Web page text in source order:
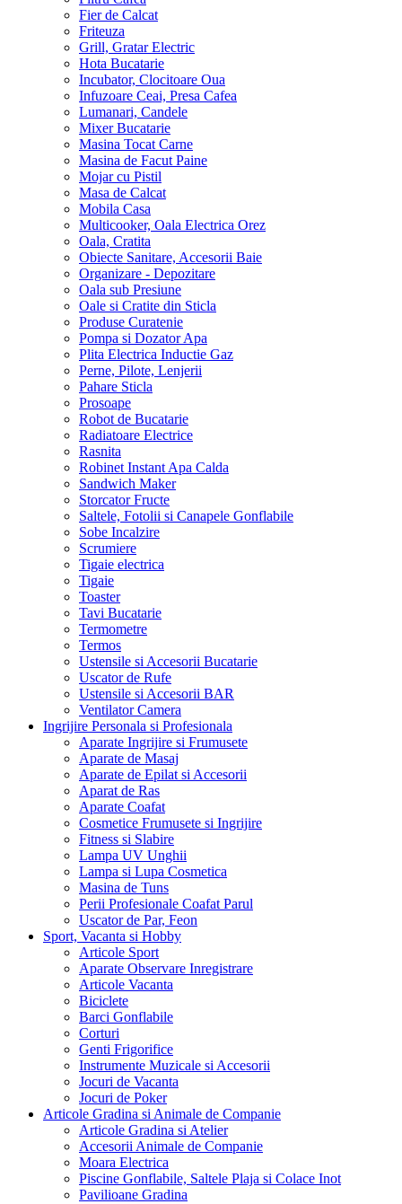
Fier de Calcat
Friteuza
Grill, Gratar Electric
Hota Bucatarie
Incubator, Clocitoare Oua
Infuzoare Ceai, Presa Cafea
Lumanari, Candele
Mixer Bucatarie
Masina Tocat Carne
Masina de Facut Paine
Mojar cu Pistil
Masa de Calcat
Mobila Casa
Multicooker, Oala Electrica Orez
Oala, Cratita
Obiecte Sanitare, Accesorii Baie
Organizare - Depozitare
Oala sub Presiune
Oale si Cratite din Sticla
Produse Curatenie
Pompa si Dozator Apa
Plita Electrica Inductie Gaz
Perne, Pilote, Lenjerii
Pahare Sticla
Prosoape
Robot de Bucatarie
Radiatoare Electrice
Rasnita
Robinet Instant Apa Calda
Sandwich Maker
Storcator Fructe
Saltele, Fotolii si Canapele Gonflabile
Sobe Incalzire
Scrumiere
Tigaie electrica
Tigaie
Toaster
Tavi Bucatarie
Termometre
Termos
Ustensile si Accesorii Bucatarie
Uscator de Rufe
Ustensile si Accesorii BAR
Ventilator Camera
Ingrijire Personala si Profesionala
Aparate Ingrijire si Frumusete
Aparate de Masaj
Aparate de Epilat si Accesorii
Aparat de Ras
Aparate Coafat
Cosmetice Frumusete si Ingrijire
Fitness si Slabire
Lampa UV Unghii
Lampa si Lupa Cosmetica
Masina de Tuns
Perii Profesionale Coafat Parul
Uscator de Par, Feon
Sport, Vacanta si Hobby
Articole Sport
Aparate Observare Inregistrare
Articole Vacanta
Biciclete
Barci Gonflabile
Corturi
Genti Frigorifice
Instrumente Muzicale si Accesorii
Jocuri de Vacanta
Jocuri de Poker
Articole Gradina si Animale de Companie
Articole Gradina si Atelier
Accesorii Animale de Companie
Moara Electrica
Piscine Gonflabile, Saltele Plaja si Colace Inot
Pavilioane Gradina